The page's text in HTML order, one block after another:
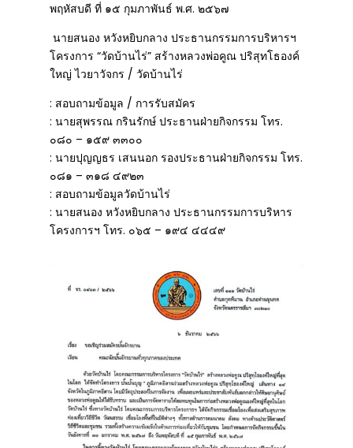
พฤหัสบดี ที่ ๑๕ กุมภาพันธ์ พ.ศ. ๒๕๖๗
นายสนอง หวังหยิบกลาง ประธานกรรมการบริหารฯ
โครงการ “วัดบ้านไร่” สร้างหลวงพ่อคูณ ปริสุทโธองค์
ใหญ่ ไวยาวัจกร / วัดบ้านไร่
: สอบถามข้อมูล / การรับสมัคร
: นายสุพรรณ กรินรักษ์ ประธานฝ่ายกิจกรรม โทร.
๐๘๐ – ๑๕๙ ๓๓๐๐
: นายปุญญธร เสนนอก รองประธานฝ่ายกิจกรรม โทร.
๐๘๑ – ๓๑๘ ๔๙๒๓
: สอบถามข้อมูลวัดบ้านไร่
: นายสนอง หวังหยิบกลาง ประธานกรรมการบริหาร
โครงการฯ โทร. ๐๖๕ – ๑๙๔ ๔๔๔๙